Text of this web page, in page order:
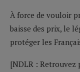
À force de vouloir
baisse des prix, le
protéger les
[NDLR : Retrouvez